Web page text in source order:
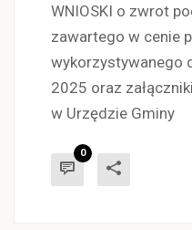
WNIOSKI o zwrot
zawartego w cenie
wykorzystywanego
2025 oraz
w Urzędzie
0